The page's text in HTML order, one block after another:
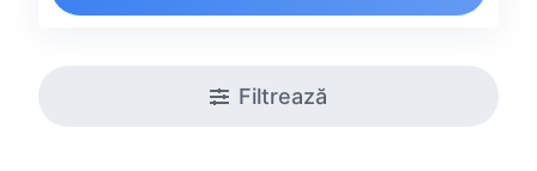
Filtrează